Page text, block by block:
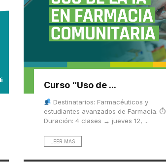
Curso “Uso de ...
Destinatarios: Farmacéuticos y
estudiantes avanzados de Farmacia. ⏱
Duración: 4 clases → jueves 12, ...
LEER MAS